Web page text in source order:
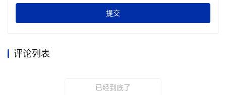
提交
评论列表
已经到底了